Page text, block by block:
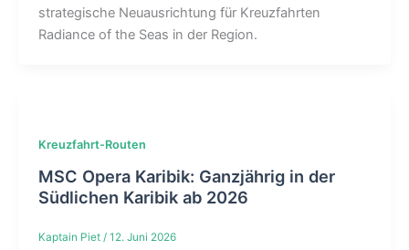
strategische Neuausrichtung für Kreuzfahrten
Radiance of the Seas in der Region.
Kreuzfahrt-Routen
MSC Opera Karibik: Ganzjährig in der
Südlichen Karibik ab 2026
Kaptain Piet / 12. Juni 2026